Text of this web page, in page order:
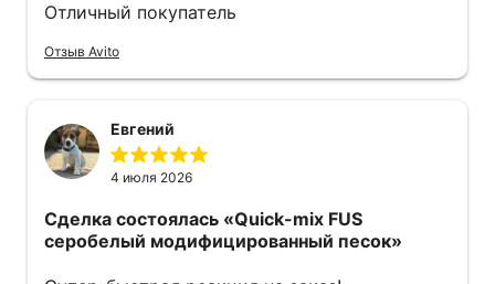
Отличный покупатель
Отзыв Avito
Евгений
4 июля 2026
Сделка состоялась «Quick-mix FUS
серобелый модифицированный песок»